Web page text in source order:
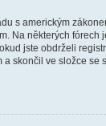
s americkým
Na některých fórech
jste obdrželi
skončil ve složce se